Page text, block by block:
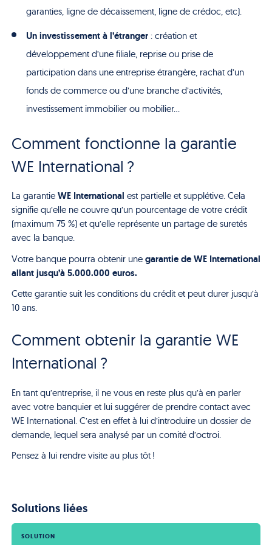
garanties, ligne de décaissement, ligne de crédoc, etc).
Un investissement à l’étranger : création et
développement d’une filiale, reprise ou prise de
participation dans une entreprise étrangère, rachat d’un
fonds de commerce ou d’une branche d’activités,
investissement immobilier ou mobilier…
Comment fonctionne la garantie
WE International ?
La garantie WE International est partielle et supplétive. Cela
signifie qu’elle ne couvre qu’un pourcentage de votre crédit
(maximum 75 %) et qu’elle représente un partage de suretés
avec la banque.
Votre banque pourra obtenir unegarantie deWE International
allant jusqu’à 5.000.000 euros.
Cette garantie suit les conditions du crédit et peut durer jusqu’à
10 ans.
Comment obtenir la garantie WE
International ?
En tant qu’entreprise, il ne vous en reste plus qu’à en parler
avec votre banquier et lui suggérer de prendre contact avec
WE International. C’est en effet à lui d’introduire un dossier de
demande, lequel sera analysé par un comité d’octroi.
Pensez à lui rendre visite au plus tôt !
Solutions liées
SOLUTION